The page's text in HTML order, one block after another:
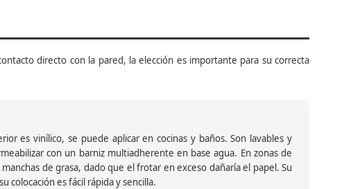
directo con la pared, la elección es importante para su correcta
es vinílico, se puede aplicar en cocinas y baños. Son lavables y
con un barniz multiadherente en base agua. En zonas de
de grasa, dado que el frotar en exceso dañaría el papel. Su
colocación es fácil rápida y sencilla.